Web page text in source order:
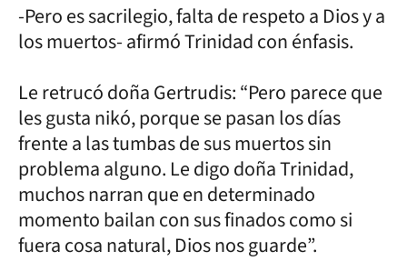
-Pero es sacrilegio, falta de respeto a Dios y a
los muertos- afirmó Trinidad con énfasis.
Le retrucó doña Gertrudis: “Pero parece que
les gusta nikó, porque se pasan los días
frente a las tumbas de sus muertos sin
problema alguno. Le digo doña Trinidad,
muchos narran que en determinado
momento bailan con sus finados como si
fuera cosa natural, Dios nos guarde”.